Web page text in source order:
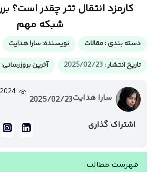
شبکه مهم
دسته بندی :مقالات نویسنده:سارا هدایت
تاریخ انتشار :2025/02/23 آخرین بروزرسانی: 2025/03/09
سارا هدایت2025/02/23
اشتراک گذاری
فهرست مطالب